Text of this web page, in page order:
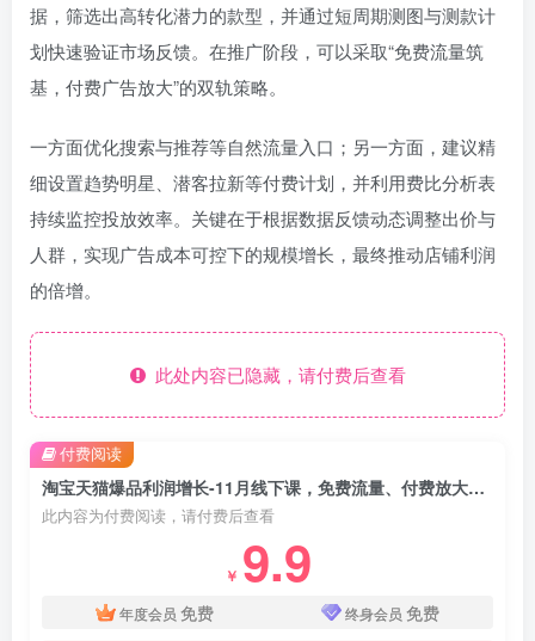
据，筛选出高转化潜力的款型，并通过短周期测图与测款计
划快速验证市场反馈。在推广阶段，可以采取“免费流量筑
基，付费广告放大”的双轨策略。
一方面优化搜索与推荐等自然流量入口；另一方面，建议精
细设置趋势明星、潜客拉新等付费计划，并利用费比分析表
持续监控投放效率。关键在于根据数据反馈动态调整出价与
人群，实现广告成本可控下的规模增长，最终推动店铺利润
的倍增。
此处内容已隐藏，请付费后查看
淘宝天猫爆品利润增长-11月线下课，免费流量、付费放大、费比管控，实现店铺利润倍增
此内容为付费阅读，请付费后查看
￥ 9.9
年度会员 免费 终身会员 免费
付费阅读